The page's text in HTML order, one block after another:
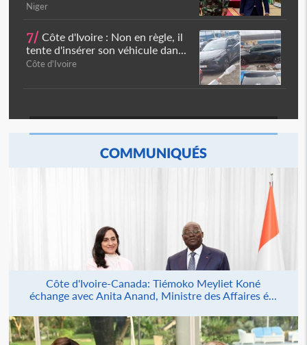
Niger
7/ Côte d'Ivoire : Non en règle, il
tente d'insérer son véhicule dan...
Côte d'Ivoire
COMMUNIQUÉS
Côte d'Ivoire-Canada: Tiémoko Meyliet Koné
échange avec Anita Anand, Ministre des Affaires é...